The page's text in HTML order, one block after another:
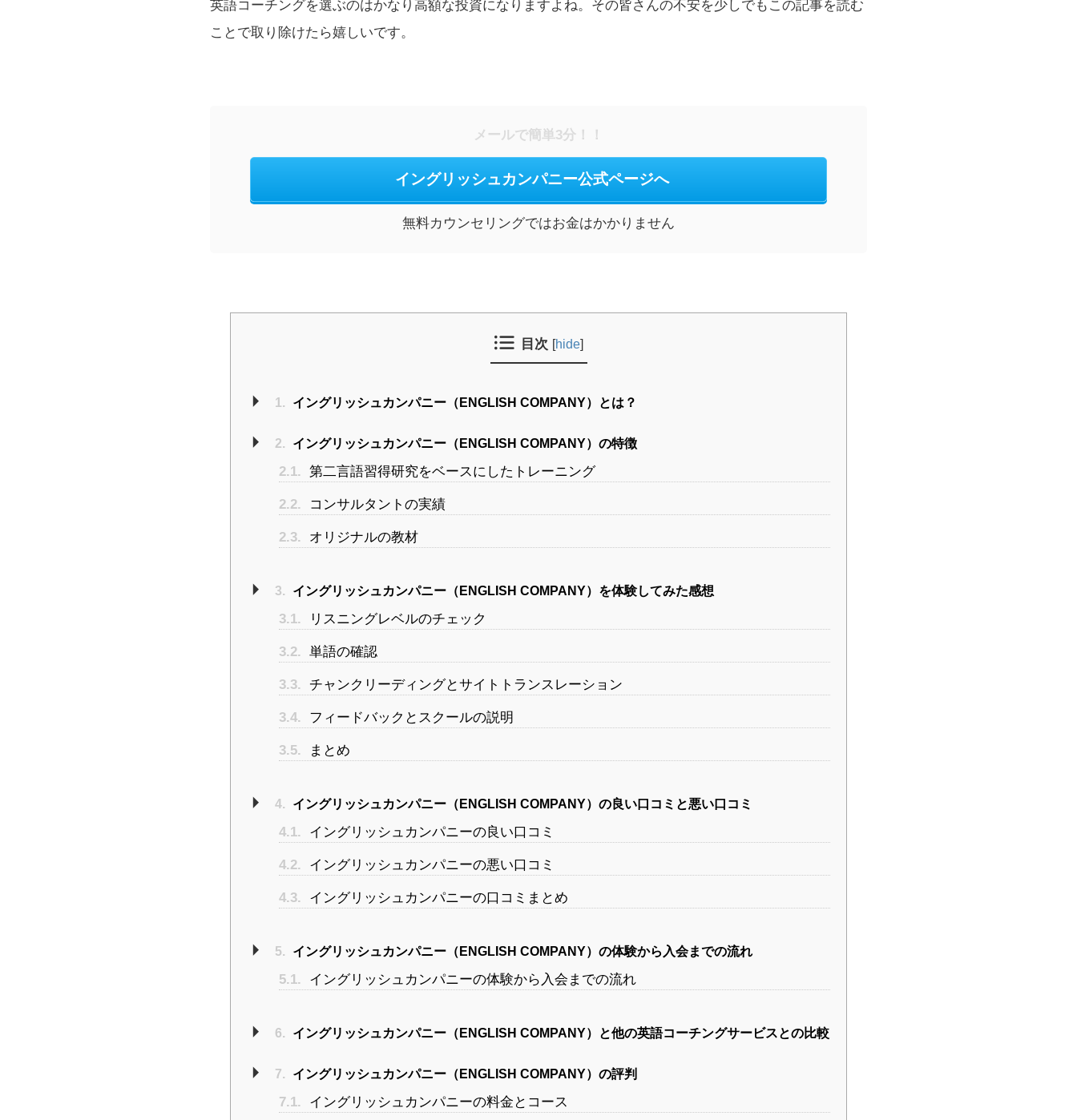
英語コーチングを選ぶのはかなり高額な投資になりますよね。その皆さんの不安を少しでもこの記事を読む
ことで取り除けたら嬉しいです。
メールで簡単3分！！
イングリッシュカンパニー公式ページへ
無料カウンセリングではお金はかかりません
目次 [hide]
1. イングリッシュカンパニー（ENGLISH COMPANY）とは？
2. イングリッシュカンパニー（ENGLISH COMPANY）の特徴
2.1. 第二言語習得研究をベースにしたトレーニング
2.2. コンサルタントの実績
2.3. オリジナルの教材
3. イングリッシュカンパニー（ENGLISH COMPANY）を体験してみた感想
3.1. リスニングレベルのチェック
3.2. 単語の確認
3.3. チャンクリーディングとサイトトランスレーション
3.4. フィードバックとスクールの説明
3.5. まとめ
4. イングリッシュカンパニー（ENGLISH COMPANY）の良い口コミと悪い口コミ
4.1. イングリッシュカンパニーの良い口コミ
4.2. イングリッシュカンパニーの悪い口コミ
4.3. イングリッシュカンパニーの口コミまとめ
5. イングリッシュカンパニー（ENGLISH COMPANY）の体験から入会までの流れ
5.1. イングリッシュカンパニーの体験から入会までの流れ
6. イングリッシュカンパニー（ENGLISH COMPANY）と他の英語コーチングサービスとの比較
7. イングリッシュカンパニー（ENGLISH COMPANY）の評判
7.1. イングリッシュカンパニーの料金とコース